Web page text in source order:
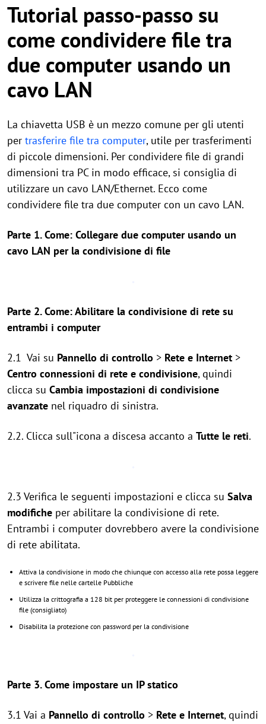
Tutorial passo-passo su
come condividere file tra
due computer usando un
cavo LAN
La chiavetta USB è un mezzo comune per gli utenti
per trasferire file tra computer, utile per trasferimenti
di piccole dimensioni. Per condividere file di grandi
dimensioni tra PC in modo efficace, si consiglia di
utilizzare un cavo LAN/Ethernet. Ecco come
condividere file tra due computer con un cavo LAN.
Parte 1. Come: Collegare due computer usando un
cavo LAN per la condivisione di file
Parte 2. Come: Abilitare la condivisione di rete su
entrambi i computer
2.1 Vai su Pannello di controllo > Rete e Internet >
Centro connessioni di rete e condivisione, quindi
clicca su Cambia impostazioni di condivisione
avanzate nel riquadro di sinistra.
2.2. Clicca sull"icona a discesa accanto a Tutte le reti.
2.3 Verifica le seguenti impostazioni e clicca su Salva
modifiche per abilitare la condivisione di rete.
Entrambi i computer dovrebbero avere la condivisione
di rete abilitata.
Attiva la condivisione in modo che chiunque con accesso alla rete possa leggere
e scrivere file nelle cartelle Pubbliche
Utilizza la crittografia a 128 bit per proteggere le connessioni di condivisione
file (consigliato)
Disabilita la protezione con password per la condivisione
Parte 3. Come impostare un IP statico
3.1 Vai a Pannello di controllo > Rete e Internet, quindi